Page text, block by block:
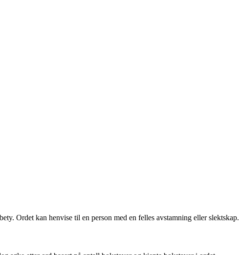
Ordet kan henvise til en person med en felles avstamning eller slektskap.